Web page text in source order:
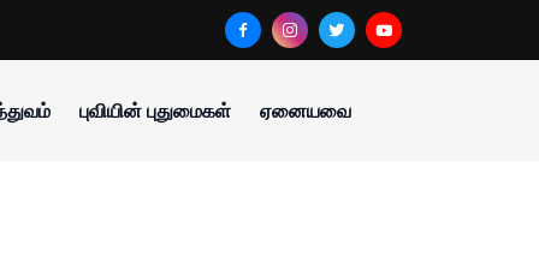
புவியின் புதுமைகள் ஏனையவை